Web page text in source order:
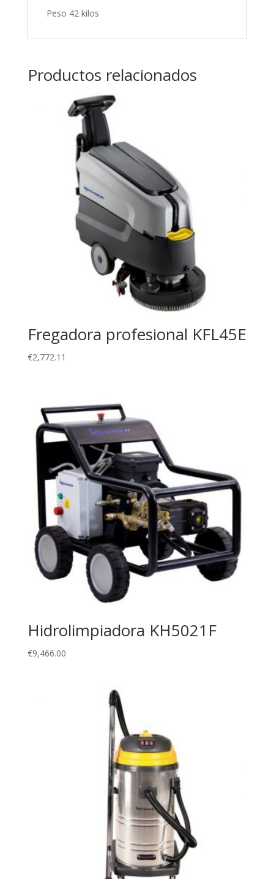
Peso 42 kilos
Productos relacionados
Fregadora profesional KFL45E
€2,772.11
Hidrolimpiadora KH5021F
€9,466.00